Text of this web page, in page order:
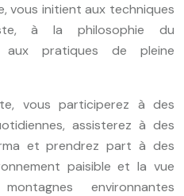
vous initient aux techniques
à la philosophie du
pratiques de pleine
vous participerez à des
assisterez à des
et prendrez part à des
paisible et la vue
environnantes